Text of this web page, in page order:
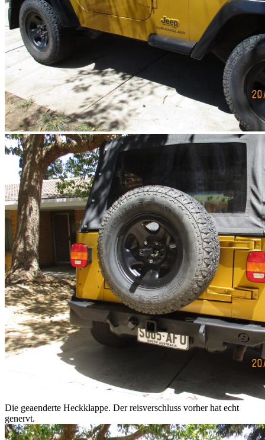
Die geaenderte Heckklappe. Der reisverschluss vorher hat echt
genervt.